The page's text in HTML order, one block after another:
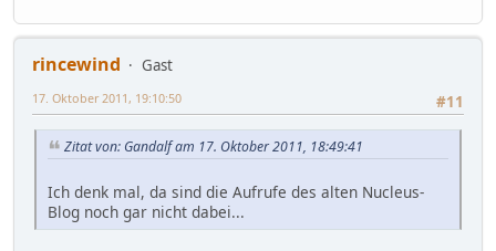
rincewind
Gast
#11
17. Oktober 2011, 19:10:50
Zitat von: Gandalf am 17. Oktober 2011, 18:49:41
Ich denk mal, da sind die Aufrufe des alten Nucleus-
Blog noch gar nicht dabei...